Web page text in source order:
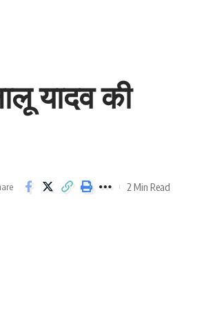
यादव की
2 Min Read